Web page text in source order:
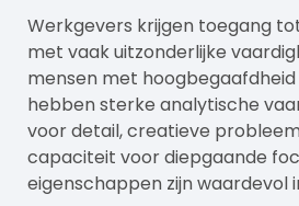
Werkgevers krijgen toegang
met vaak uitzonderlijke
mensen met
hebben sterke analytische
voor detail, creatieve
capaciteit voor diepgaande
eigenschappen zijn waardevol